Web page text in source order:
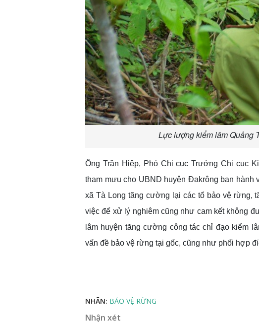
Lực lượng kiểm lâm Quảng
Ông Trần Hiệp, Phó Chi cục Trưởng Chi cục
tham mưu cho UBND huyện Đakrông ban hành
xã Tà Long tăng cường lại các tổ bảo vệ rừng,
việc để xử lý nghiêm cũng như cam kết không
lâm huyện tăng cường công tác chỉ đạo kiểm
vấn đề bảo vệ rừng tại gốc, cũng như phối hợp
NHÃN: BẢO VỆ RỪNG
Nhận xét